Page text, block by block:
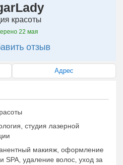
красоты
22 мая
отзыв
Адрес
студия лазерной
макияж, оформление
SPA, удаление волос, уход за